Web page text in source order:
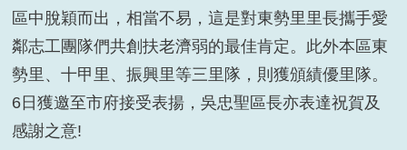
區中脫穎而出，相當不易，這是對東勢里里長攜手愛
鄰志工團隊們共創扶老濟弱的最佳肯定。此外本區東
勢里、十甲里、振興里等三里隊，則獲頒績優里隊。
6日獲邀至市府接受表揚，吳忠聖區長亦表達祝賀及
感謝之意!